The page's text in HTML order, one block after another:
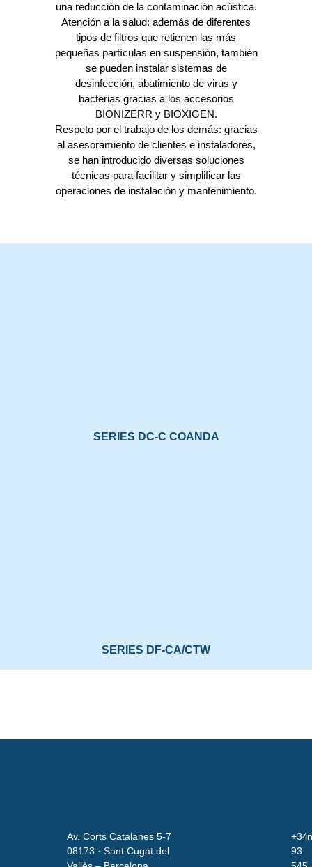
una reducción de la contaminación acústica.
Atención a la salud: además de diferentes
tipos de filtros que retienen las más
pequeñas partículas en suspensión, también
se pueden instalar sistemas de
desinfección, abatimiento de virus y
bacterias gracias a los accesorios
BIONIZERR y BIOXIGEN.
Respeto por el trabajo de los demás: gracias
al asesoramiento de clientes e instaladores,
se han introducido diversas soluciones
técnicas para facilitar y simplificar las
operaciones de instalación y mantenimiento.
SERIES DC-C COANDA
SERIES DF-CA/CTW
Av. Corts Catalanes 5-7
08173 · Sant Cugat del
+34
93